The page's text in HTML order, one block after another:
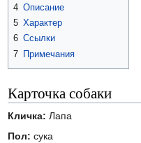
4 Описание
5 Характер
6 Ссылки
7 Примечания
Карточка собаки
Кличка: Лапа
Пол: сука